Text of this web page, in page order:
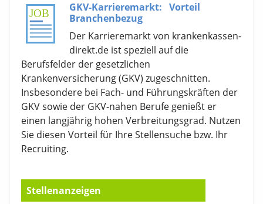
GKV-Karrieremarkt: Vorteil
Branchenbezug
Der Karrieremarkt von krankenkassen-
direkt.de ist speziell auf die
Berufsfelder der gesetzlichen
Krankenversicherung (GKV) zugeschnitten.
Insbesondere bei Fach- und Führungskräften der
GKV sowie der GKV-nahen Berufe genießt er
einen langjährig hohen Verbreitungsgrad. Nutzen
Sie diesen Vorteil für Ihre Stellensuche bzw. Ihr
Recruiting.
Stellenanzeigen